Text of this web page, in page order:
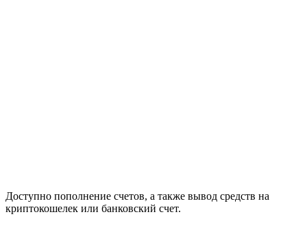
Доступно пополнение счетов, а также вывод средств на
криптокошелек или банковский счет.